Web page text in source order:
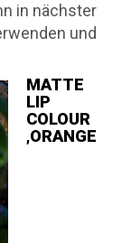
in nächster
und
MATTE
LIP
COLOUR
‚ORANGE